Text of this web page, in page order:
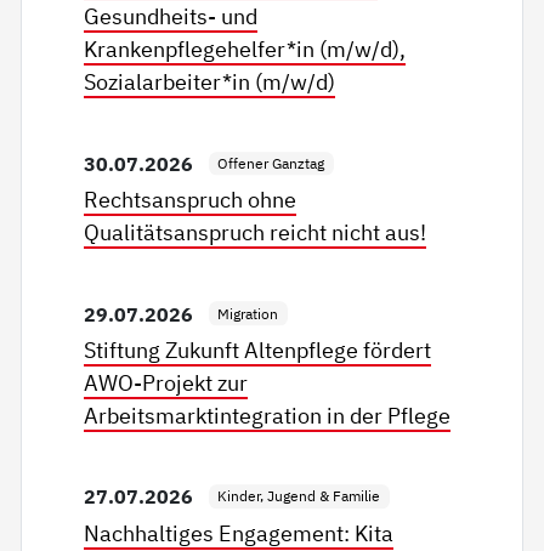
Gesundheits- und
Krankenpflegehelfer*in (m/w/d),
Sozialarbeiter*in (m/w/d)
30.07.2026 Offener Ganztag
Rechtsanspruch ohne
Qualitätsanspruch reicht nicht aus!
29.07.2026 Migration
Stiftung Zukunft Altenpflege fördert
AWO-Projekt zur
Arbeitsmarktintegration in der Pflege
27.07.2026 Kinder, Jugend & Familie
Nachhaltiges Engagement: Kita